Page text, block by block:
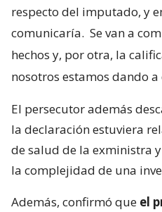
respecto del imputado, y
comunicaría. Se van a
hechos y, por otra, la
nosotros estamos dando a
El persecutor además
la declaración estuviera
de salud de la exministra
la complejidad de una
Además, confirmó que el